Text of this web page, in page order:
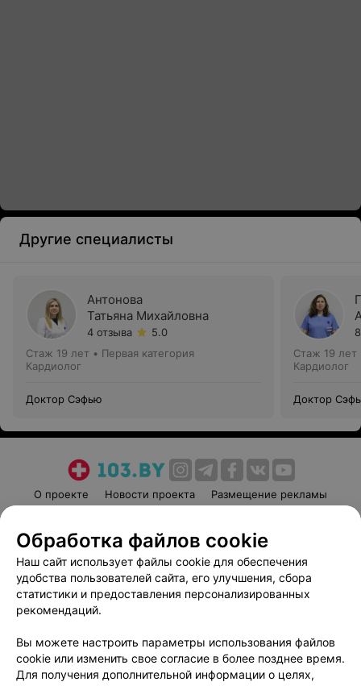
Другие специалисты
Антонова
Татьяна Михайловна
4 отзыва
5.0
Стаж 19 лет • Первая категория
Кардиолог
Доктор Сэфью
Стаж 19 лет
Кардиолог
Доктор
О проекте Новости проекта
Размещение рекламы
Пользовательское соглашение
Способы оплаты
Вакансии
Партнеры
Написать руководителю 103.by
Обработка персональных данных
Обработка файлов cookie
Наш сайт использует файлы cookie для обеспечения
удобства пользователей сайта, его улучшения, сбора
статистики и предоставления персонализированных
рекомендаций.
Вы можете настроить параметры использования файлов
cookie или изменить свое согласие в более позднее время.
Для получения дополнительной информации о целях,